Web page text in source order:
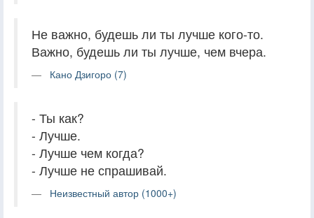
Не важно, будешь ли ты лучше кого-то.
Важно, будешь ли ты лучше, чем вчера.
Кано Дзигоро (7)
- Ты как?
- Лучше.
- Лучше чем когда?
- Лучше не спрашивай.
Неизвестный автор (1000+)